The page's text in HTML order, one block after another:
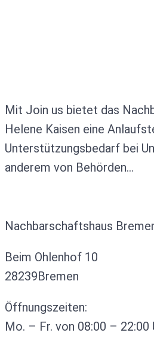
Mit Join us bietet das
Helene Kaisen eine
Unterstützungsbedarf bei
anderem von Behörden…
Nachbarschaftshaus
Beim Ohlenhof 10
28239Bremen
Öffnungszeiten:
Mo. – Fr. von 08:00 – 22:00